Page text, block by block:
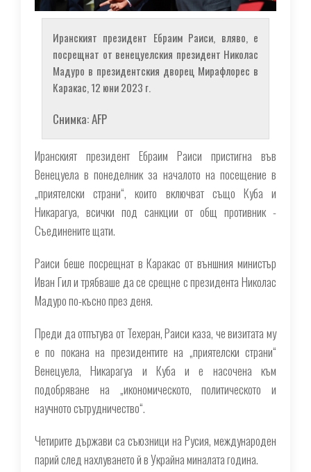
Иранският президент Ебраим Раиси, вляво, е
посрещнат от венецуелския президент Николас
Мадуро в президентския дворец Мирафлорес в
Каракас, 12 юни 2023 г.
Снимка: AFP
Иранският президент Ебраим Раиси пристигна във
Венецуела в понеделник за началото на посещение в
„приятелски страни“, които включват също Куба и
Никарагуа, всички под санкции от общ противник -
Съединените щати.
Раиси беше посрещнат в Каракас от външния министър
Иван Гил и трябваше да се срещне с президента Николас
Мадуро по-късно през деня.
Преди да отпътува от Техеран, Раиси каза, че визитата му
е по покана на президентите на „приятелски страни“
Венецуела, Никарагуа и Куба и е насочена към
подобряване на „икономическото, политическото и
научното сътрудничество“.
Четирите държави са съюзници на Русия, международен
парий след нахлуването й в Украйна миналата година.